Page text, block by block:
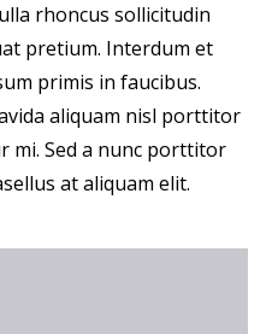
rhoncus sollicitudin
pretium. Interdum et
primis in faucibus.
aliquam nisl porttitor
mi. Sed a nunc porttitor
at aliquam elit.